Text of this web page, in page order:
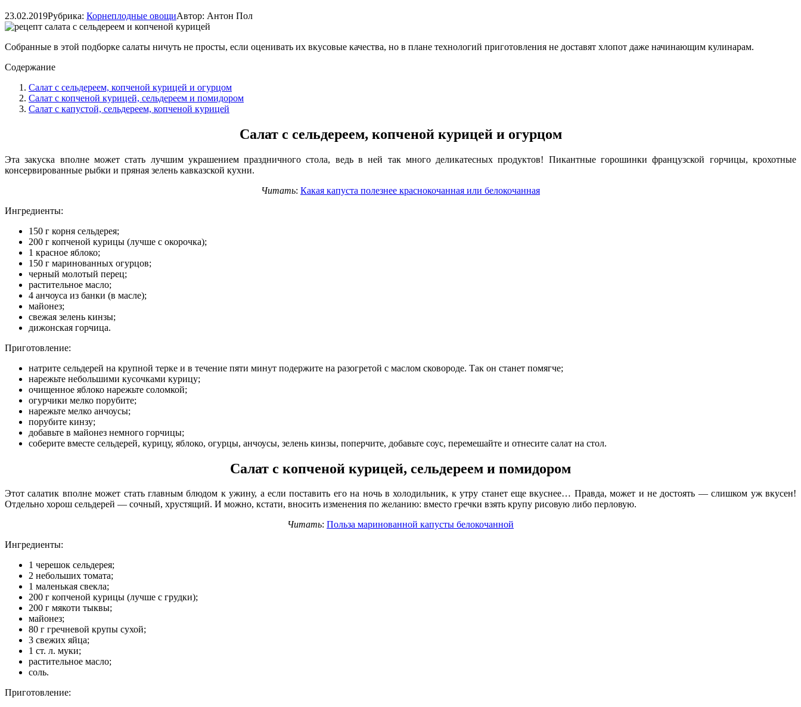
23.02.2019Рубрика: Корнеплодные овощиАвтор: Антон Пол
Собранные в этой подборке салаты ничуть не просты, если оценивать их вкусовые качества, но в плане технологий приготовления не доставят хлопот даже начинающим кулинарам.
Содержание
Салат с сельдереем, копченой курицей и огурцом
Салат с копченой курицей, сельдереем и помидором
Салат с капустой, сельдереем, копченой курицей
Салат с сельдереем, копченой курицей и огурцом
Эта закуска вполне может стать лучшим украшением праздничного стола, ведь в ней так много деликатесных продуктов! Пикантные горошинки французской горчицы, крохотные
консервированные рыбки и пряная зелень кавказской кухни.
Читать: Какая капуста полезнее краснокочанная или белокочанная
Ингредиенты:
150 г корня сельдерея;
200 г копченой курицы (лучше с окорочка);
1 красное яблоко;
150 г маринованных огурцов;
черный молотый перец;
растительное масло;
4 анчоуса из банки (в масле);
майонез;
свежая зелень кинзы;
дижонская горчица.
Приготовление:
натрите сельдерей на крупной терке и в течение пяти минут подержите на разогретой с маслом сковороде. Так он станет помягче;
нарежьте небольшими кусочками курицу;
очищенное яблоко нарежьте соломкой;
огурчики мелко порубите;
нарежьте мелко анчоусы;
порубите кинзу;
добавьте в майонез немного горчицы;
соберите вместе сельдерей, курицу, яблоко, огурцы, анчоусы, зелень кинзы, поперчите, добавьте соус, перемешайте и отнесите салат на стол.
Салат с копченой курицей, сельдереем и помидором
Этот салатик вполне может стать главным блюдом к ужину, а если поставить его на ночь в холодильник, к утру станет еще вкуснее… Правда, может и не достоять — слишком уж вкусен!
Отдельно хорош сельдерей — сочный, хрустящий. И можно, кстати, вносить изменения по желанию: вместо гречки взять крупу рисовую либо перловую.
Читать: Польза маринованной капусты белокочанной
Ингредиенты:
1 черешок сельдерея;
2 небольших томата;
1 маленькая свекла;
200 г копченой курицы (лучше с грудки);
200 г мякоти тыквы;
майонез;
80 г гречневой крупы сухой;
3 свежих яйца;
1 ст. л. муки;
растительное масло;
соль.
Приготовление: